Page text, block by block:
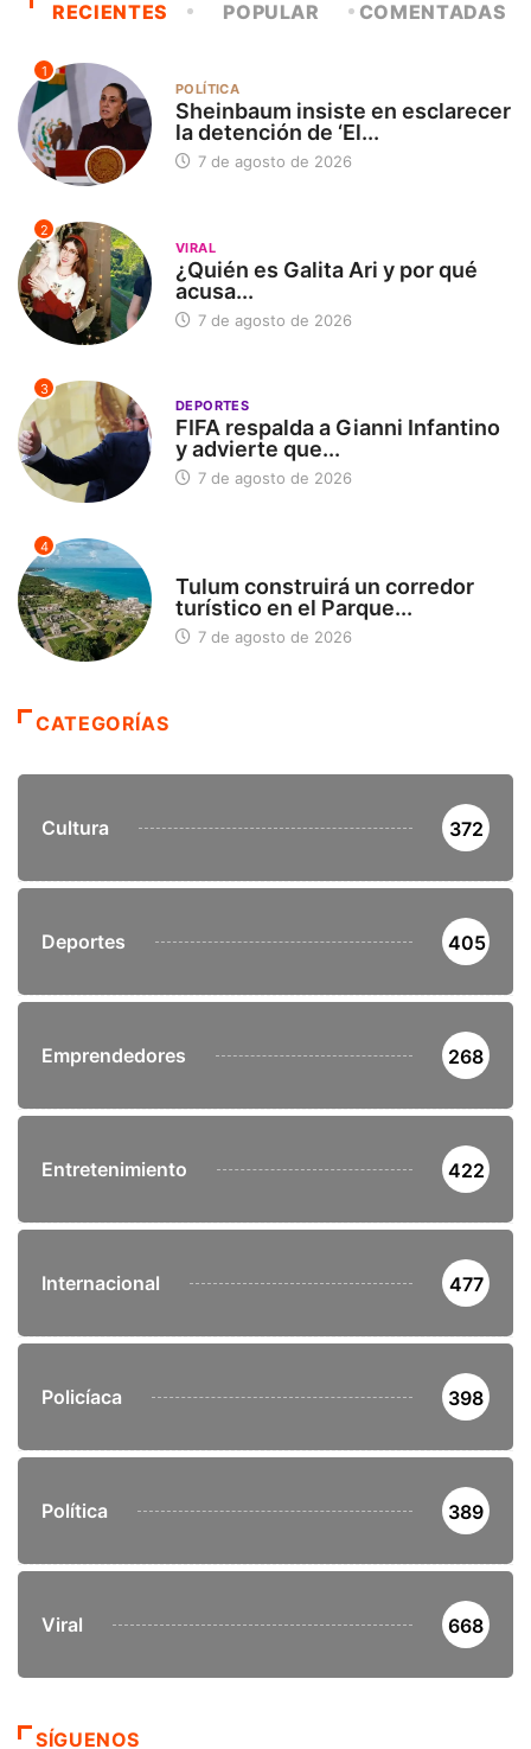
RECIENTES POPULAR COMENTADAS
1
POLÍTICA
Sheinbaum insiste en esclarecer
la detención de ‘El...
7 de agosto de 2026
2
VIRAL
¿Quién es Galita Ari y por qué
acusa...
7 de agosto de 2026
3
DEPORTES
FIFA respalda a Gianni Infantino
y advierte que...
7 de agosto de 2026
4
Tulum construirá un corredor
turístico en el Parque...
7 de agosto de 2026
CATEGORÍAS
Cultura 372
Deportes 405
Emprendedores 268
Entretenimiento 422
Internacional 477
Policíaca 398
Política 389
Viral 668
SÍGUENOS